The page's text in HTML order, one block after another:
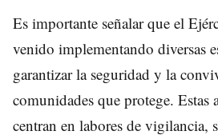
Es importante señalar que el
venido implementando diversas
garantizar la seguridad y la
comunidades que protege. Estas
centran en labores de vigilancia,